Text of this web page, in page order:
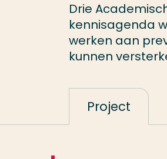
Drie
kennisagenda
werken aan
kunnen
Project